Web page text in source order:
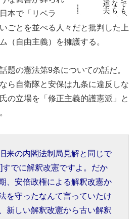
本で「リベラ
ごとを並べる人々だと批判した上
（自由主義）を擁護する。
題の憲法第9条についての話だ。
ら自衛隊と安保は九条に違反しな
の立場を「修正主義的護憲派」と
来の内閣法制局見解と同じで
でに解釈改憲ですよ。だか
、安倍政権による解釈改憲か
を守ったなんて言っていたけ
新しい解釈改憲から古い解釈